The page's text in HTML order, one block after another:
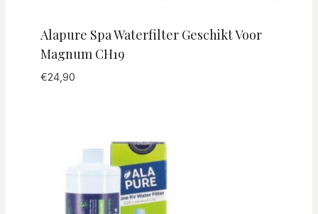
Alapure Spa Waterfilter Geschikt Voor
Magnum CH19
€24,90